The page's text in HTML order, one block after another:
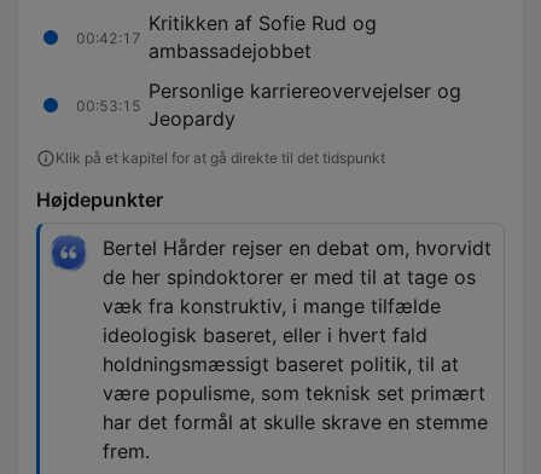
00:42:17
Kritikken af Sofie Rud og
ambassadejobbet
00:53:15
Personlige karriereovervejelser og
Jeopardy
Klik på et kapitel for at gå direkte til det tidspunkt
Højdepunkter
Bertel Hårder rejser en debat om, hvorvidt
de her spindoktorer er med til at tage os
væk fra konstruktiv, i mange tilfælde
ideologisk baseret, eller i hvert fald
holdningsmæssigt baseret politik, til at
være populisme, som teknisk set primært
har det formål at skulle skrave en stemme
frem.